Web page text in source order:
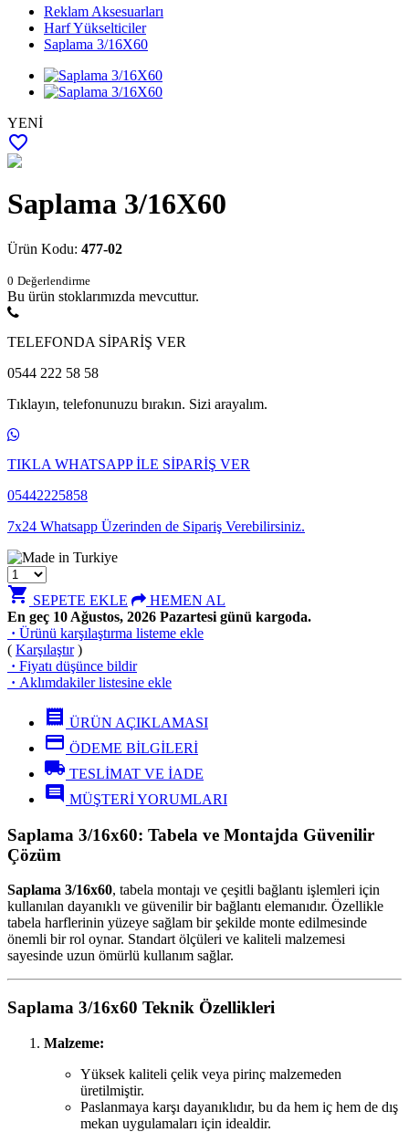
Reklam Aksesuarları
Harf Yükselticiler
Saplama 3/16X60
YENİ
favorite_border
Saplama 3/16X60
Ürün Kodu: 477-02
0 Değerlendirme
Bu ürün stoklarımızda mevcuttur.
TELEFONDA SİPARİŞ VER
0544 222 58 58
Tıklayın, telefonunuzu bırakın. Sizi arayalım.
TIKLA WHATSAPP İLE SİPARİŞ VER
05442225858
7x24 Whatsapp Üzerinden de Sipariş Verebilirsiniz.
shopping_cart SEPETE EKLE
HEMEN AL
En geç 10 Ağustos, 2026 Pazartesi günü kargoda.
· Ürünü karşılaştırma listeme ekle
( Karşılaştır)
· Fiyatı düşünce bildir
· Aklımdakiler listesine ekle
receipt ÜRÜN AÇIKLAMASI
credit_card ÖDEME BİLGİLERİ
local_shipping TESLİMAT VE İADE
comment MÜŞTERİ YORUMLARI
Saplama 3/16x60: Tabela ve Montajda Güvenilir
Çözüm
Saplama 3/16x60, tabela montajı ve çeşitli bağlantı işlemleri için
kullanılan dayanıklı ve güvenilir bir bağlantı elemanıdır. Özellikle
tabela harflerinin yüzeye sağlam bir şekilde monte edilmesinde
önemli bir rol oynar. Standart ölçüleri ve kaliteli malzemesi
sayesinde uzun ömürlü kullanım sağlar.
Saplama 3/16x60 Teknik Özellikleri
Malzeme:
Yüksek kaliteli çelik veya pirinç malzemeden
üretilmiştir.
Paslanmaya karşı dayanıklıdır, bu da hem iç hem de dış
mekan uygulamaları için idealdir.